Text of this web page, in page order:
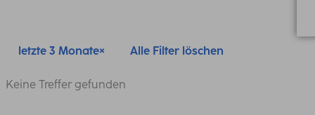
letzte 3 Monate Alle Filter löschen
Keine Treffer gefunden